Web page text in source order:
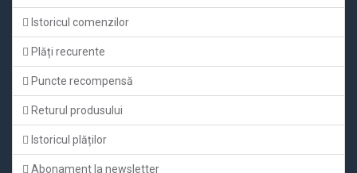
Istoricul comenzilor
Plăți recurente
Puncte recompensă
Returul produsului
Istoricul plăților
Abonament la newsletter